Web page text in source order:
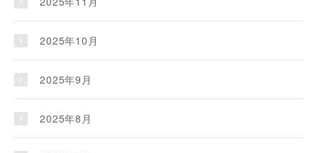
2025年10月
2025年9月
2025年8月